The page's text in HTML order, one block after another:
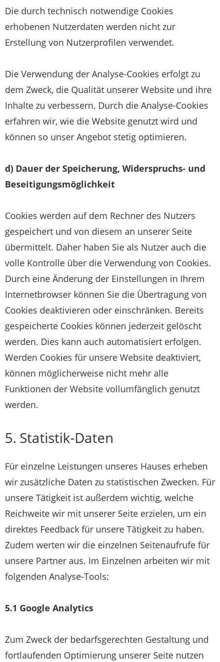
Die durch technisch notwendige Cookies
erhobenen Nutzerdaten werden nicht zur
Erstellung von Nutzerprofilen verwendet.
Die Verwendung der Analyse-Cookies erfolgt zu
dem Zweck, die Qualität unserer Website und ihre
Inhalte zu verbessern. Durch die Analyse-Cookies
erfahren wir, wie die Website genutzt wird und
können so unser Angebot stetig optimieren.
d) Dauer der Speicherung, Widerspruchs- und
Beseitigungsmöglichkeit
Cookies werden auf dem Rechner des Nutzers
gespeichert und von diesem an unserer Seite
übermittelt. Daher haben Sie als Nutzer auch die
volle Kontrolle über die Verwendung von Cookies.
Durch eine Änderung der Einstellungen in Ihrem
Internetbrowser können Sie die Übertragung von
Cookies deaktivieren oder einschränken. Bereits
gespeicherte Cookies können jederzeit gelöscht
werden. Dies kann auch automatisiert erfolgen.
Werden Cookies für unsere Website deaktiviert,
können möglicherweise nicht mehr alle
Funktionen der Website vollumfänglich genutzt
werden.
5. Statistik-Daten
Für einzelne Leistungen unseres Hauses erheben
wir zusätzliche Daten zu statistischen Zwecken. Für
unsere Tätigkeit ist außerdem wichtig, welche
Reichweite wir mit unserer Seite erzielen, um ein
direktes Feedback für unsere Tätigkeit zu haben.
Zudem werten wir die einzelnen Seitenaufrufe für
unsere Partner aus. Im Einzelnen arbeiten wir mit
folgenden Analyse-Tools:
5.1 Google Analytics
Zum Zweck der bedarfsgerechten Gestaltung und
fortlaufenden Optimierung unserer Seite nutzen